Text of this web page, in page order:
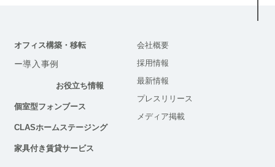
オフィス構築・移転
ー導入事例
お役立ち情報
個室型フォンブース
CLASホームステージング
家具付き賃貸サービス
会社概要
採用情報
最新情報
プレスリリース
メディア掲載